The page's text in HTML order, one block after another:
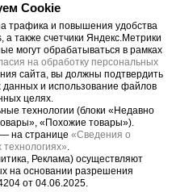
с
система
(просмотры,
историю заказов) с
релевантные
самостоятельных решений
товаров — они
в каталоге.
рекомендации, выбрав
Cookie
трафика и повышения удобства
также счетчики Яндекс.Метрики
могут обрабатываться в рамках
на обработку персональных
сайта, вы должны подтвердить
данных и использование файлов
целях.
технологии (блоки «Недавно
«Похожие товары»).
на странице «Сведения о
.
Реклама) осуществляют
на основании разрешения
от 04.06.2025.